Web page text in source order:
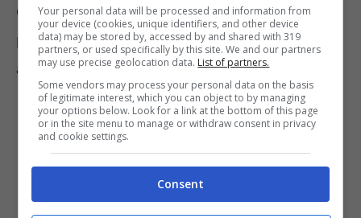
dispensati oppure licenziati da un precedente
pubblico impiego. Lo stesso discorso vale
anche per chi è stato dichiarato decaduto.
Your personal data will be processed and information from
your device (cookies, unique identifiers, and other device
data) may be stored by, accessed by and shared with 319
partners, or used specifically by this site. We and our partners
may use precise geolocation data. List of partners.
Some vendors may process your personal data on the basis
of legitimate interest, which you can object to by managing
your options below. Look for a link at the bottom of this page
or in the site menu to manage or withdraw consent in privacy
and cookie settings.
Consent